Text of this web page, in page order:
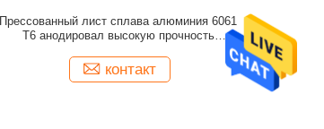
Прессованный лист сплава алюминия 6061
T6 анодировал высокую прочность
контакт